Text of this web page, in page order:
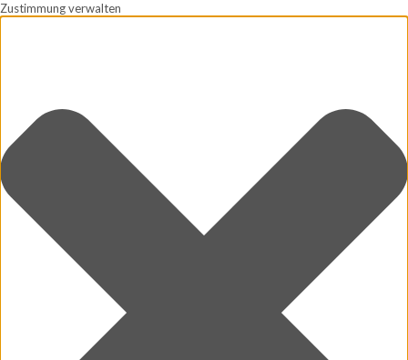
Zustimmung verwalten